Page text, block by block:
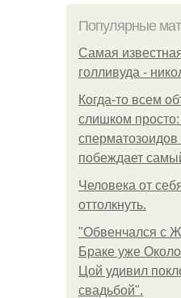
Популярные
Самая
голливуда -
Когда-то всем
слишком
сперматозоидов
побеждает
Человека от
оттолкнуть.
"Обвенчался с
Браке уже
Цой удивил
свадьбой".